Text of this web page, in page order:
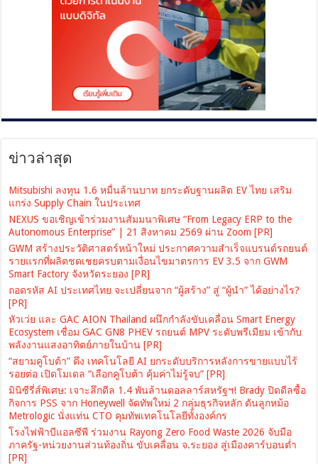
ข่าวล่าสุด
Mitsubishi ลงทุน 1.6 หมื่นล้านบาท ยกระดับฐานผลิต EV ไทย เสริม
แกร่ง Supply Chain ในประเทศ
NEXUS ขอเชิญเข้าร่วมงานสัมมนาพิเศษ “From Legacy ERP to the
Autonomous Enterprise” | 21 สิงหาคม 2569 ผ่าน Zoom [PR]
GWM สร้างประวัติศาสตร์หน้าใหม่ ประกาศความสำเร็จแบรนด์รถยนต์
รายแรกที่ผลิตชดเชยครบตามเงื่อนไขมาตรการ EV 3.5 จาก GWM
Smart Factory จังหวัดระยอง [PR]
ถอดรหัส AI ประเทศไทย จะเปลี่ยนจาก “ผู้สร้าง” สู่ “ผู้นำ” ได้อย่างไร?
[PR]
หัวเว่ย และ GAC AION Thailand ผนึกกำลังขับเคลื่อน Smart Energy
Ecosystem เชื่อม GAC GN8 PHEV รถยนต์ MPV ระดับพรีเมียม เข้ากับ
พลังงานแสงอาทิตย์ภายในบ้าน [PR]
“สยามคูโบต้า” ดึง เทคโนโลยี AI ยกระดับบริการหลังการขายแบบไร้
รอยต่อ เปิดโมเดล “เลือกคูโบต้า คุ้มค่าไม่รู้จบ” [PR]
มินิซีรี่ส์พิเศษ: เจาะลึกดีล 1.4 พันล้านดอลลาร์สหรัฐฯ! Brady ปิดดีลซื้อ
กิจการ PSS จาก Honeywell จัดทัพใหม่ 2 กลุ่มธุรกิจหลัก ดันลูกหม้อ
Metrologic นั่งแท่น CTO คุมทัพเทคโนโลยีทั้งองค์กร
โรงไฟฟ้าบีแอลซีพี ร่วมงาน Rayong Zero Food Waste 2026 จับมือ
ภาครัฐ-หน่วยงานส่วนท้องถิ่น ขับเคลื่อน จ.ระยอง สู่เมืองคาร์บอนต่ำ
[PR]